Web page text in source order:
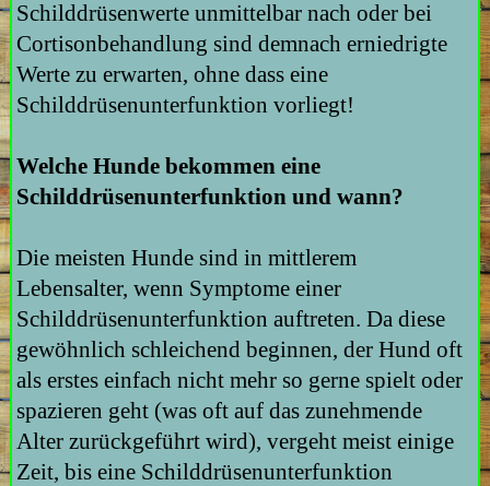
Schilddrüsenwerte unmittelbar nach oder bei
Cortisonbehandlung sind demnach erniedrigte
Werte zu erwarten, ohne dass eine
Schilddrüsenunterfunktion vorliegt!
Welche Hunde bekommen eine
Schilddrüsenunterfunktion und wann?
Die meisten Hunde sind in mittlerem
Lebensalter, wenn Symptome einer
Schilddrüsenunterfunktion auftreten. Da diese
gewöhnlich schleichend beginnen, der Hund oft
als erstes einfach nicht mehr so gerne spielt oder
spazieren geht (was oft auf das zunehmende
Alter zurückgeführt wird), vergeht meist einige
Zeit, bis eine Schilddrüsenunterfunktion